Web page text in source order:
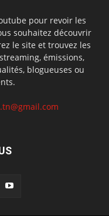
pour revoir les
souhaitez découvrir
le site et trouvez les
émissions,
blogueuses ou